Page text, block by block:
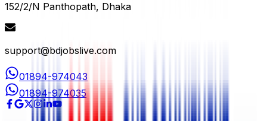
152/2/N Panthopath, Dhaka
support@bdjobslive.com
01894-974043
01894-974035